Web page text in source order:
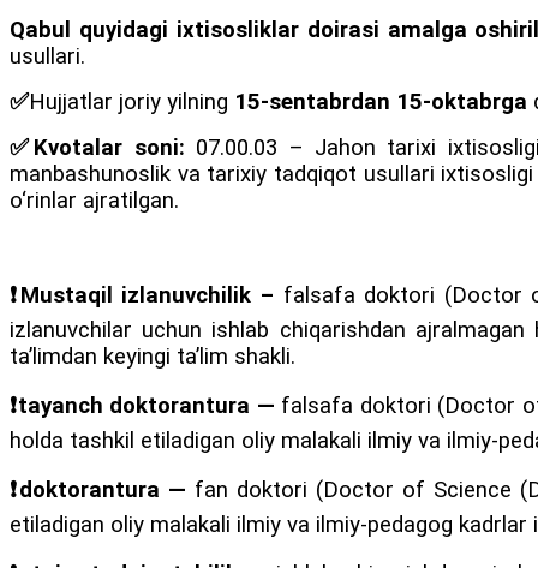
Qabul quyidagi ixtisosliklar doirasi amalga
usullari.
✅Hujjatlar joriy yilning 15-sentabrdan 15-oktabrga
✅Kvotalar soni: 07.00.03 – Jahon tarixi
manbashunoslik va tarixiy tadqiqot usullari
o‘rinlar ajratilgan.
❗Mustaqil izlanuvchilik – falsafa doktori (Doctor
izlanuvchilar uchun ishlab chiqarishdan
taʼlimdan keyingi taʼlim shakli.
❗tayanch doktorantura — falsafa doktori (Doctor of
holda tashkil etiladigan oliy malakali ilmiy va ilmiy-
❗doktorantura — fan doktori (Doctor of Science
etiladigan oliy malakali ilmiy va ilmiy-pedagog kadrlar